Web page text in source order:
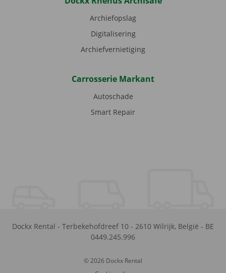
Archiefopslag
Digitalisering
Archiefvernietiging
Carrosserie Markant
Autoschade
Smart Repair
Dockx Rental - Terbekehofdreef 10 - 2610 Wilrijk, België - BE
0449.245.996
© 2026 Dockx Rental